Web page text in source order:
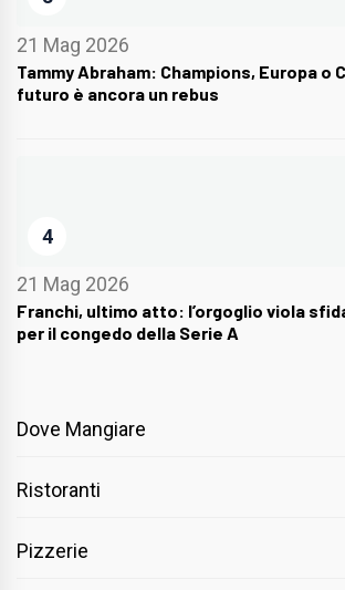
21 Mag 2026
Tammy Abraham: Champions, Europa o
futuro è ancora un rebus
4
21 Mag 2026
Franchi, ultimo atto: l’orgoglio viola
per il congedo della Serie A
Dove Mangiare
Ristoranti
Pizzerie